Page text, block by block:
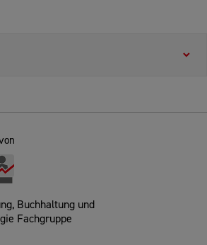
Buchhaltung und
Fachgruppe